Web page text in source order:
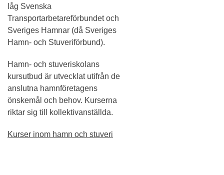
låg Svenska
Transportarbetareförbundet och
Sveriges Hamnar (då Sveriges
Hamn- och Stuveriförbund).
Hamn- och stuveriskolans
kursutbud är utvecklat utifrån de
anslutna hamnföretagens
önskemål och behov. Kurserna
riktar sig till kollektivanställda.
Kurser inom hamn och stuveri